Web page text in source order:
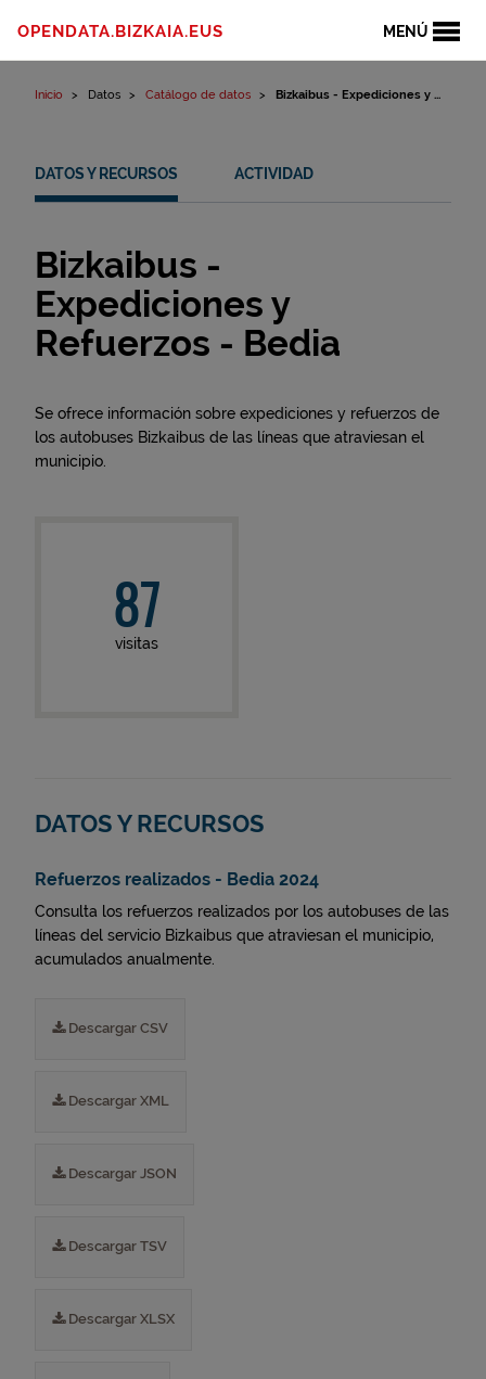
MENÚ
OPENDATA.BIZKAIA.EUS
Inicio Datos Catálogo de datos Bizkaibus - Expediciones y ...
DATOS Y RECURSOS ACTIVIDAD
Bizkaibus -
Expediciones y
Refuerzos - Bedia
Se ofrece información sobre expediciones y refuerzos de
los autobuses Bizkaibus de las líneas que atraviesan el
municipio.
87
visitas
DATOS Y RECURSOS
Refuerzos realizados - Bedia 2024
Consulta los refuerzos realizados por los autobuses de las
líneas del servicio Bizkaibus que atraviesan el municipio,
acumulados anualmente.
Descargar CSV
Descargar XML
Descargar JSON
Descargar TSV
Descargar XLSX